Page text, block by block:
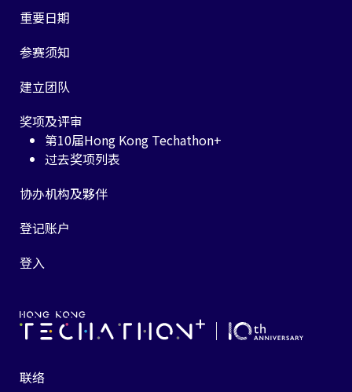
重要日期
参赛须知
建立团队
奖项及评审
第10届Hong Kong Techathon+
过去奖项列表
协办机构及夥伴
登记账户
登入
联络